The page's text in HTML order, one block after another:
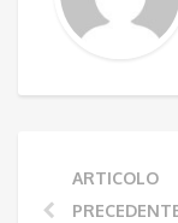
ARTICOLO